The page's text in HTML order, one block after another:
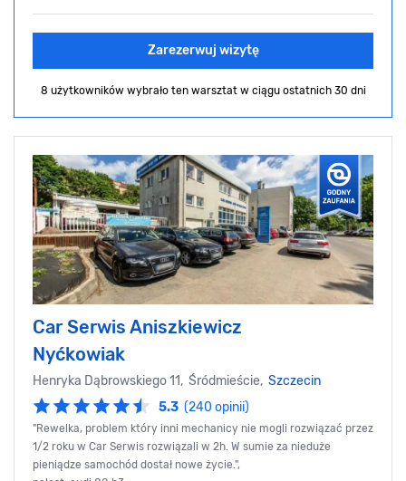
Zarezerwuj wizytę
8 użytkowników wybrało ten warsztat w ciągu ostatnich 30 dni
Car Serwis Aniszkiewicz
Nyćkowiak
Henryka Dąbrowskiego 11, Śródmieście, Szczecin
5.3 (240 opinii)
"Rewelka, problem który inni mechanicy nie mogli rozwiązać przez
1/2 roku w Car Serwis rozwiązali w 2h. W sumie za nieduże
pieniądze samochód dostał nowe życie.",